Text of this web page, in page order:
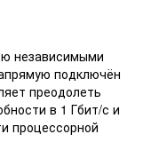
независимыми
подключён
преодолеть
в 1 Гбит/с и
процессорной